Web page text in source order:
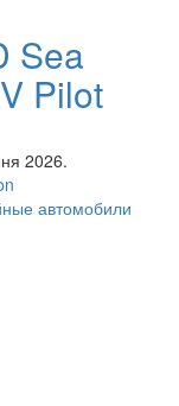
Sea
Pilot
2026.
автомобили